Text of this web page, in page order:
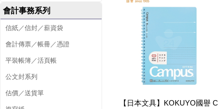
會計事務系列
信紙／信封／薪資袋
會計傳票／帳冊／憑證
平裝帳簿／活頁帳
公文封系列
估價／送貨單
【日本文具】KOKUYO國譽 C